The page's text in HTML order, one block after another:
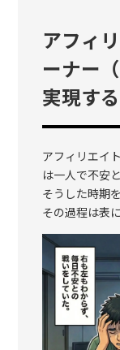
アフィ
ーナー
実現す
アフィリエイ
は一人で不安
そうした時期
その過程は表